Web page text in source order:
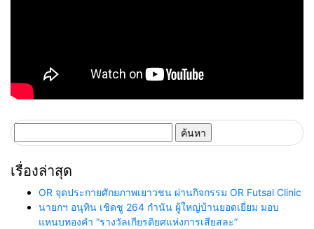
สำหรับ:
เรื่องล่าสุด
OR จุดประกายศักยภาพเยาวชน ผ่านกิจกรรม OR Futsal Clinic
นายกฯ อนุทิน เชิดชู 264 กำนัน ผู้ใหญ่บ้านยอดเยี่ยม มอบ
แหนบทองคำ “รางวัลเกียรติยศแห่งการเสียสละ”